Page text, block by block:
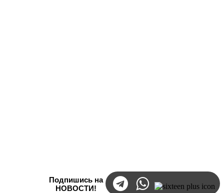
Подпишись на
НОВОСТИ!